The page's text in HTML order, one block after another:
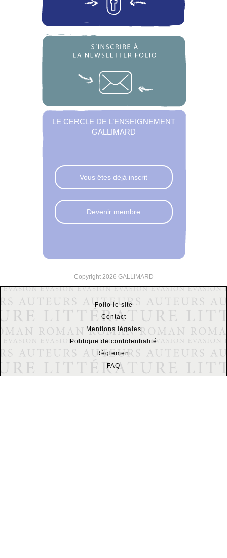
LE CERCLE DE L’ENSEIGNEMENT
GALLIMARD
Vous êtes déjà inscrit
Devenir membre
Copyright 2026 GALLIMARD
Folio le site
Contact
Mentions légales
Politique de confidentialité
Règlement
FAQ